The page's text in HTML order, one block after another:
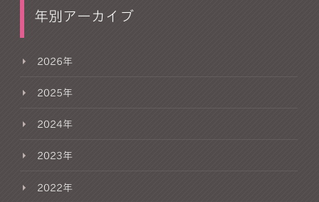
年別アーカイブ
2026年
2025年
2024年
2023年
2022年